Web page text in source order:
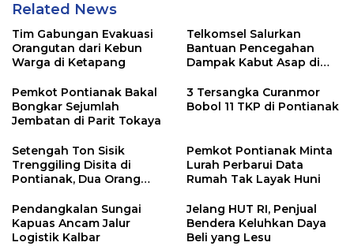
Related News
Tim Gabungan Evakuasi
Orangutan dari Kebun
Warga di Ketapang
Telkomsel Salurkan
Bantuan Pencegahan
Dampak Kabut Asap di
Pemkot Pontianak Bakal
Bongkar Sejumlah
Jembatan di Parit Tokaya
3 Tersangka Curanmor
Bobol 11 TKP di Pontianak
Setengah Ton Sisik
Trenggiling Disita di
Pontianak, Dua Orang
Pemkot Pontianak Minta
Lurah Perbarui Data
Rumah Tak Layak Huni
Pendangkalan Sungai
Kapuas Ancam Jalur
Logistik Kalbar
Jelang HUT RI, Penjual
Bendera Keluhkan Daya
Beli yang Lesu